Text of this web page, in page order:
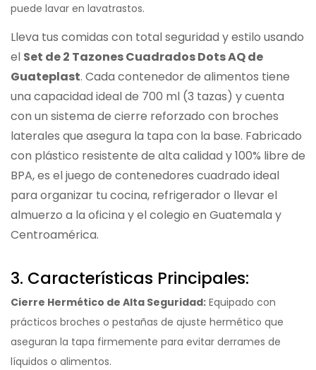
puede lavar en lavatrastos.
Lleva tus comidas con total seguridad y estilo usando
el Set de 2 Tazones Cuadrados Dots AQ de
Guateplast. Cada contenedor de alimentos tiene
una capacidad ideal de 700 ml (3 tazas) y cuenta
con un sistema de cierre reforzado con broches
laterales que asegura la tapa con la base. Fabricado
con plástico resistente de alta calidad y 100% libre de
BPA, es el juego de contenedores cuadrado ideal
para organizar tu cocina, refrigerador o llevar el
almuerzo a la oficina y el colegio en Guatemala y
Centroamérica.
3. Características Principales:
Cierre Hermético de Alta Seguridad: Equipado con
prácticos broches o pestañas de ajuste hermético que
aseguran la tapa firmemente para evitar derrames de
líquidos o alimentos.